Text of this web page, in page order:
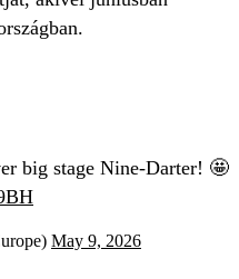
big stage Nine-Darter! 🤩
May 9, 2026